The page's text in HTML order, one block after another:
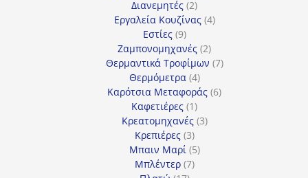
Διανεμητές 22
προϊόντα
Εργαλεία Κουζίνας 44
Εστίες 99
προϊόντα
Ζαμπονομηχανές 22
προϊόντα
Θερμαντικά Τροφίμων 77
Θερμόμετρα 44
προϊόντα
Καρότσια Μεταφοράς 66
Καφετιέρες 11
προϊόν
Κρεατομηχανές 33
Κρεπιέρες 33
προϊόντα
Μπαιν Μαρί 55
Μπλέντερ 77